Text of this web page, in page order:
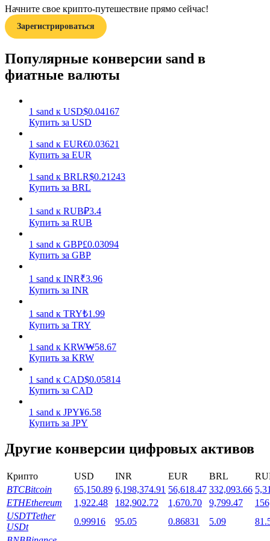
Силовая свинья
Стейкинг
Высокая прибыль и мгновенный доступ
Launchpool
Гибкая ставка для заработка популярных токенов
Начните свое крипто-путешествие прямо сейчас!
Зарегистрироваться
Популярные конверсии sand в
фиатные валюты
1 sand к USD$0.04167
Купить за USD
1 sand к EUR€0.03621
Купить за EUR
1 sand к BRLR$0.21243
Купить за BRL
1 sand к RUB₽3.4
Купить за RUB
1 sand к GBP£0.03094
Купить за GBP
1 sand к INR₹3.96
Купить за INR
1 sand к TRY₺1.99
Купить за TRY
1 sand к KRW₩58.67
Купить за KRW
1 sand к CAD$0.05814
Купить за CAD
1 sand к JPY¥6.58
Купить за JPY
Другие конверсии цифровых активов
Крипто USD INR EUR BRL
BTCBitcoin 65,150.89 6,198,374.91 56,618.47 332,093.66
ETHEthereum 1,922.48 182,902.72 1,670.70 9,799.47
USDTTether
USDt
0.99916 95.05 0.86831 5.09